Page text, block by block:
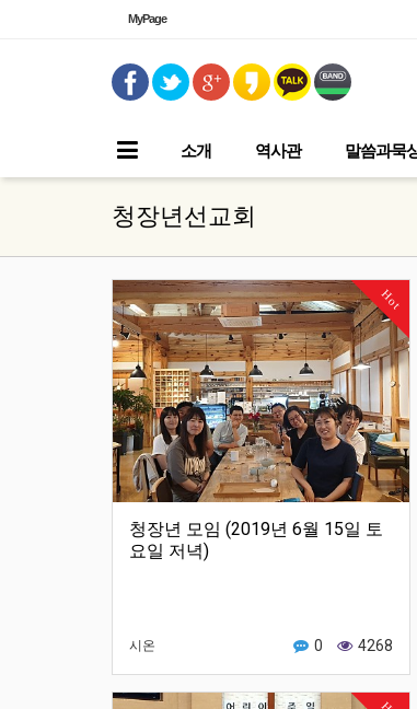
MyPage
소개 역사관 말씀과묵
청장년선교회
Hot
청장년 모임 (2019년 6월 15일 토
요일 저녁)
시온 0 4268